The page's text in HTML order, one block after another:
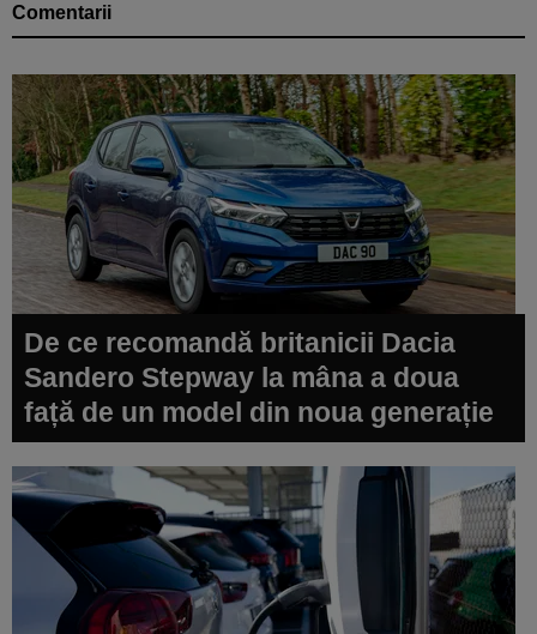
Comentarii
De ce recomandă britanicii Dacia
Sandero Stepway la mâna a doua
față de un model din noua generație